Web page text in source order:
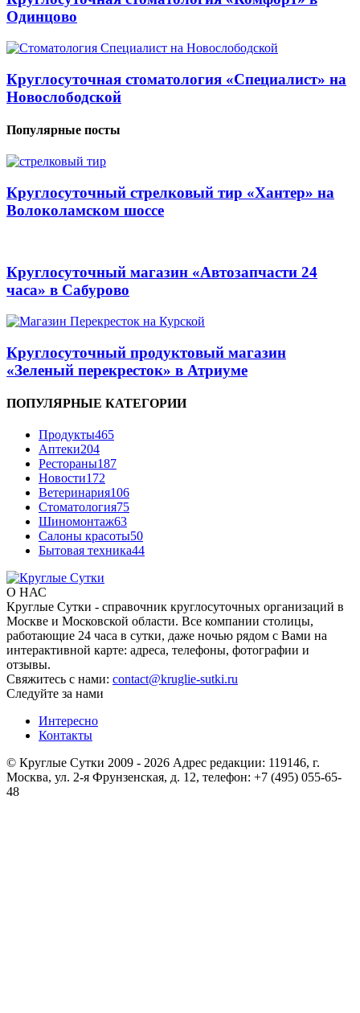
Одинцово
Круглосуточная стоматология «Специалист» на
Новослободской
Популярные посты
Круглосуточный стрелковый тир «Хантер» на
Волоколамском шоссе
Круглосуточный магазин «Автозапчасти 24
часа» в Сабурово
Круглосуточный продуктовый магазин
«Зеленый перекресток» в Атриуме
ПОПУЛЯРНЫЕ КАТЕГОРИИ
Продукты465
Аптеки204
Рестораны187
Новости172
Ветеринария106
Стоматология75
Шиномонтаж63
Салоны красоты50
Бытовая техника44
О НАС
Круглые Сутки - справочник круглосуточных организаций в
Москве и Московской области. Все компании столицы,
работающие 24 часа в сутки, даже ночью рядом с Вами на
интерактивной карте: адреса, телефоны, фотографии и
отзывы.
Свяжитесь с нами: contact@kruglie-sutki.ru
Следуйте за нами
Интересно
Контакты
© Круглые Сутки 2009 - 2026 Адрес редакции: 119146, г.
Москва, ул. 2-я Фрунзенская, д. 12, телефон: +7 (495) 055-65-
48